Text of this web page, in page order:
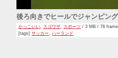
後ろ向きでヒールでジャンピン
かっこいい スゴワザ スポーツ / 3 MB / 78
[tags]サッカー,ハーランド